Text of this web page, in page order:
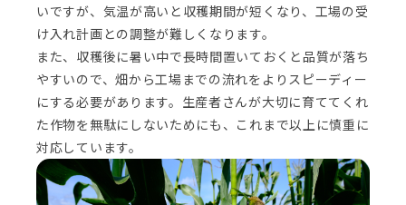
いですが、気温が高いと収穫期間が短くなり、工場の受
け入れ計画との調整が難しくなります。
また、収穫後に暑い中で長時間置いておくと品質が落ち
やすいので、畑から工場までの流れをよりスピーディー
にする必要があります。生産者さんが大切に育ててくれ
た作物を無駄にしないためにも、これまで以上に慎重に
対応しています。